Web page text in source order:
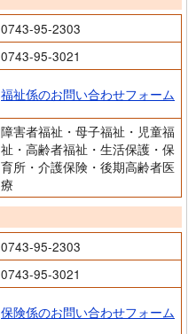
0743-95-2303
0743-95-3021
福祉係のお問い合わせフォーム
障害者福祉・母子福祉・児童福
祉・高齢者福祉・生活保護・保
育所・介護保険・後期高齢者医
療
0743-95-2303
0743-95-3021
保険係のお問い合わせフォーム